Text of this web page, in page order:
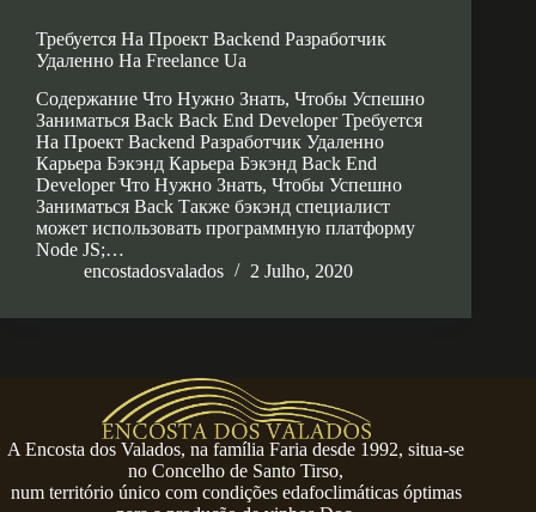
Требуется На Проект Backend Разработчик
Удаленно На Freelance Ua
Содержание Что Нужно Знать, Чтобы Успешно
Заниматься Back Back End Developer Требуется
На Проект Backend Разработчик Удаленно
Карьера Бэкэнд Карьера Бэкэнд Back End
Developer Что Нужно Знать, Чтобы Успешно
Заниматься Back Также бэкэнд специалист
может использовать программную платформу
Node JS;…
encostadosvalados
2 Julho, 2020
A Encosta dos Valados, na família Faria desde 1992, situa-se
no Concelho de Santo Tirso,
num território único com condições edafoclimáticas óptimas